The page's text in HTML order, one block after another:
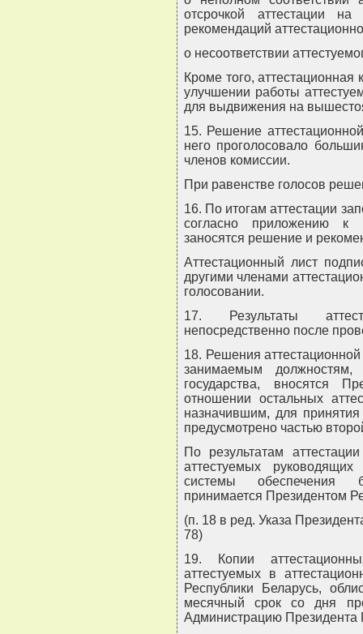
отсрочкой аттестации
рекомендаций
о несоответствии
Кроме того,
улучшении работы
для выдвижения на
15. Решение
него проголосовало
членов комиссии.
При равенстве голосов
16. По итогам аттестации
согласно приложению к
заносятся решение и
Аттестационный лист
другими членами
голосовании.
17. Результаты
непосредственно после
18. Решения
занимаемым
государства, вносятся
отношении остальных
назначившим, для
предусмотрено частью
По результатам
аттестуемых руководящих
системы обеспечения
принимается Президентом
(п. 18 в ред. Указа
78)
19. Копии
аттестуемых в
Республики Беларусь,
месячный срок со дня
Администрацию Президента